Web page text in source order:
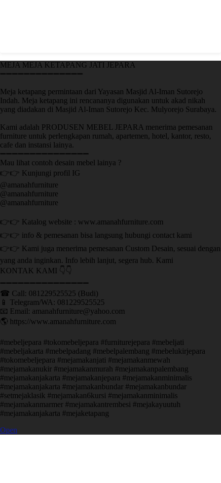
MEJA MEJA KETAPANG JATI JEPARA
➖➖➖➖➖➖➖➖➖➖➖➖➖➖
Meja ketapang permintaan dari Yayasan Masjid Al-Iman Sutorejo
Indah. Meja ketapang ini rencananya digunakan untuk akad nikah
yang diadakan di Masjid Al-Iman Sutorejo Kec. Mulyorejo Surabaya.
Kami adalah PRODUSEN MEBEL JEPARA menerima pemesanan
furniture untuk perlengkapan rumah, apartemen, hotel, kantor, resto,
cafe dan instansi lainya.
➖➖➖➖➖➖➖➖➖➖➖➖➖➖➖
Mau lihat contoh desain mebel lainya ?
👉👉 Kunjungi profil IG
@amanahfurniture
@amanahfurniture
@amanahfurniture
👉👉 Katalog website : www.amanahfurniture.com
👉👉 info & pemesanan bisa langsung hubungi contact kami
👉👉 Kami juga menerima pemesanan Custom Desain, sesuai dengan
yang anda inginkan. Info lebih lanjut, segera hub. Kami
KONTAK KAMI 👇👇
➖➖➖➖➖➖➖➖➖➖➖➖➖➖➖ ㅤ
☎ Call: 081229525525 (Budi)
📱 Telegram/WA: 081229525525
📧 Email: amanahfurniture@yahoo.com
🌎 https://www.amanahfurniture.com
#mebeljepara #tokomebeljepara #furniturejepara #mebeljati
#mebeljakarta #mebelpadang #mebelpalembang #mebelukirjepara
#tokomebeljepara #mejamakanjati #mejamakanmewah
#mejamakanukir #mejamakanmurah #mejamakanpalembang
#mejamakanjakarta #mejamakanjepara #mejamakanminimalis
#mejamakanjakarta #mejamakanbundar #mejamakanbundar
#setmejaklasik #mejamakan6kursi #mejamakanminimalis
#mejamakanmarmer #mejamakantrembesi #mejakayuutuh
#mejamakanjakarta #mejaketapang
Open